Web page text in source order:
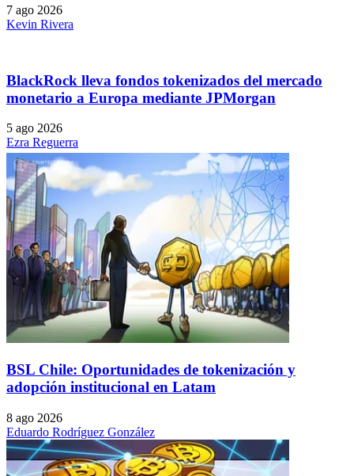
7 ago 2026
Kevin Rivera
BlackRock lleva fondos tokenizados del mercado
monetario a Europa mediante JPMorgan
5 ago 2026
Ezra Reguerra
BSL Chile: Oportunidades de tokenización y
adopción institucional en Latam
8 ago 2026
Eduardo Rodríguez González